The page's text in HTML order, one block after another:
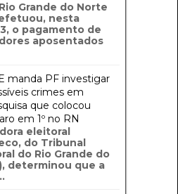
Grande do Norte
nesta
o pagamento de
aposentados
manda PF investigar
crimes em
que colocou
em 1º no RN
eleitoral
do Tribunal
do Rio Grande do
determinou que a